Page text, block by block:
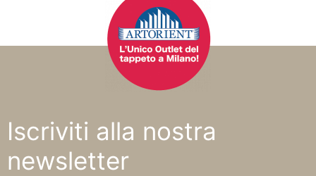
Iscriviti alla nostra
newsletter